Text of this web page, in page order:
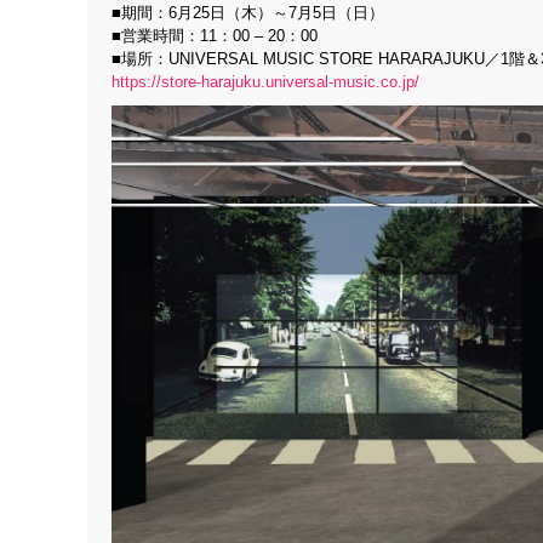
■期間：6月25日（木）～7月5日（日）
■営業時間：11：00 – 20：00
■場所：UNIVERSAL MUSIC STORE HARARAJUKU／1階
https://store-harajuku.universal-music.co.jp/